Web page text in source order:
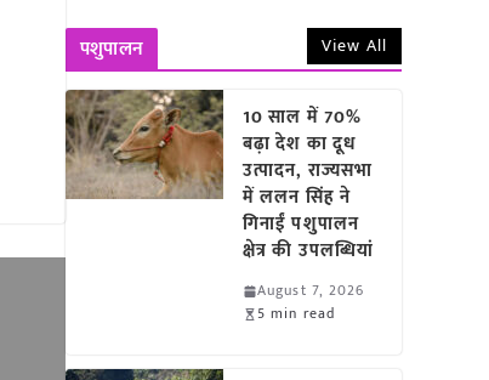
पशुपालन View All
10 साल में 70%
बढ़ा देश का दूध
उत्पादन, राज्यसभा
में ललन सिंह ने
गिनाईं पशुपालन
क्षेत्र की उपलब्धियां
August 7, 2026
5 min read